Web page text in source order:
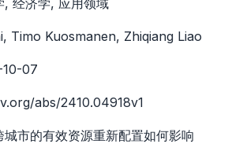
, 经济学, 应用领域
Timo Kuosmanen, Zhiqiang Liao
07
abs/2410.04918v1
城市的有效资源重新配置如何影响